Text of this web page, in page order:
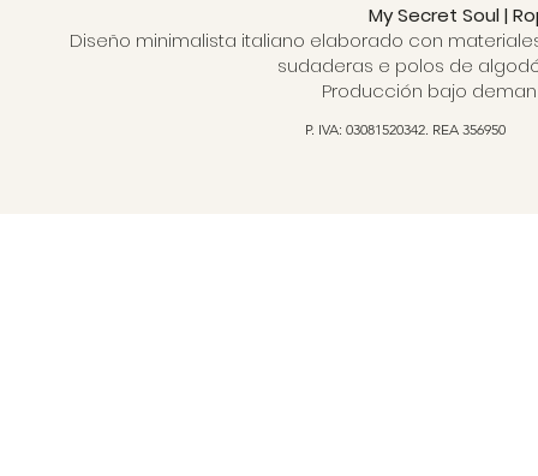
My Secret Soul |
Diseño minimalista italiano elaborado con
sudaderas e polos de
Producción bajo
P. IVA: 03081520342. REA 356950